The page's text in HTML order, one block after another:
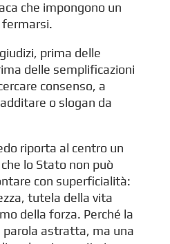
che impongono un
fermarsi.
prima delle
delle semplificazioni
consenso, a
o slogan da
riporta al centro un
lo Stato non può
con superficialità:
tutela della vita
della forza. Perché la
parola astratta, ma una